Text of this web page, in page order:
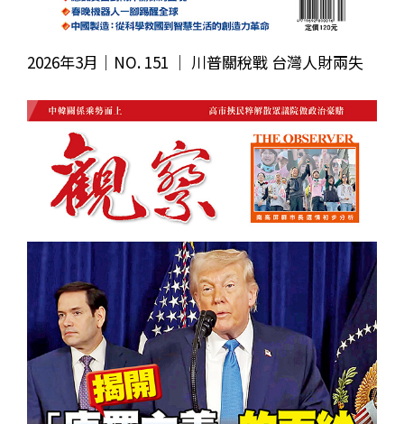
2026年3月｜NO. 151 │ 川普關稅戰 台灣人財兩失